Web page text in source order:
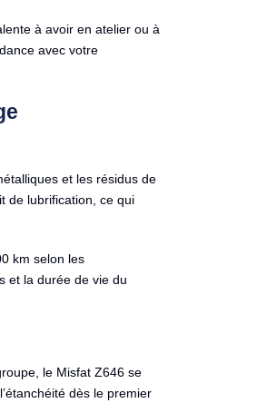
à avoir en atelier ou à
avec votre
et les résidus de
de lubrification, ce qui
km selon les
et la durée de vie du
le Misfat Z646 se
dès le premier